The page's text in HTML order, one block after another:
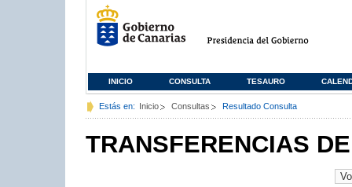
INICIO CONSULTA TESAURO
Estás en: Inicio Consultas Resultado Consulta
TRANSFERENCIAS